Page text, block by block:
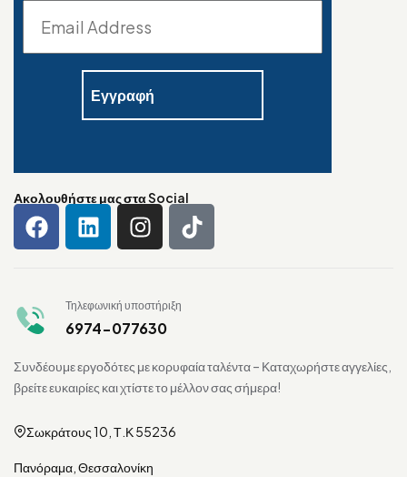
Ακολουθήστε μας στα Social
Τηλεφωνική υποστήριξη
6974-077630
Συνδέουμε εργοδότες με κορυφαία ταλέντα – Καταχωρήστε αγγελίες,
βρείτε ευκαιρίες και χτίστε το μέλλον σας σήμερα!
Σωκράτους 10, Τ.Κ 55236
Πανόραμα, Θεσσαλονίκη